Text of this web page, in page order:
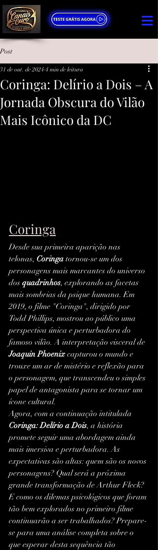
Post
Coringa: Delírio a Dois – A
Jornada Obscura do Vilão
Mais Icônico da DC
31 de out. de 2024 4 min de leitura
Coringa
Desde sua primeira aparição nas
telonas, Coringa tornou-se um dos
personagens mais marcantes do universo
dos quadrinhos, explorando as facetas
mais sombrias da psique humana. Em
2019, o filme "Coringa", dirigido por
Todd Phillips, mostrou ao público uma
perspectiva única e perturbadora do
famoso vilão. A interpretação visceral de
Joaquin Phoenix capturou o mundo e
trouxe um ar de mistério e reflexão para
o personagem, que transcendeu o simples
papel de antagonista para se tornar um
ícone cultural.
Agora, com a continuação intitulada
Coringa: Delírio a Dois, a história
promete seguir uma abordagem ainda
mais imersiva e perturbadora. As
expectativas são altas: quem são os novos
personagens? Qual será a próxima
grande transformação de Arthur Fleck?
E como os dilemas psicológicos que foram
tão bem explorados no primeiro filme
continuarão a ser trabalhados? Prepare-
se para uma análise completa sobre o
que esperar desta sequência tão